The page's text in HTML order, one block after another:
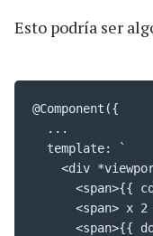
Esto podría ser
@Component({
  ...
  template: `
<div
<span>{{
<span> x 2
<span>{{